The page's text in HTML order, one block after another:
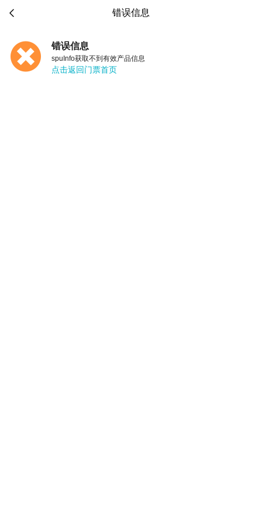
 错误信息
错误信息
spuInfo获取不到有效产品信息
点击返回门票首页